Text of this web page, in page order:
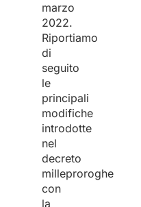
marzo
2022.
Riportiamo
di
seguito
le
principali
modifiche
introdotte
nel
decreto
milleproroghe
con
la